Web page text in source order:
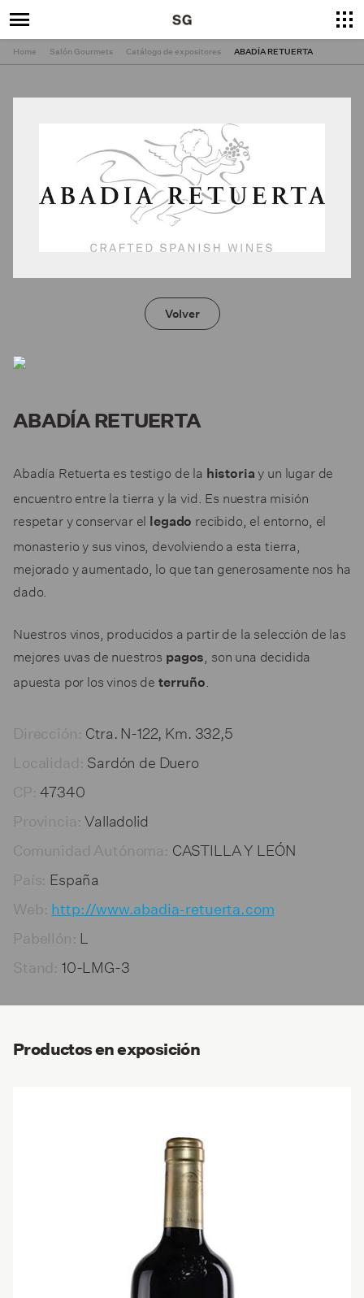
Home Salón Gourmets Catálogo de expositores ABADÍA RETUERTA
Volver
ABADÍA RETUERTA
Abadía Retuerta es testigo de la historia y un lugar de
encuentro entre la tierra y la vid. Es nuestra misión
respetar y conservar el legado recibido, el entorno, el
monasterio y sus vinos, devolviendo a esta tierra,
mejorado y aumentado, lo que tan generosamente nos ha
dado.
Nuestros vinos, producidos a partir de la selección de las
mejores uvas de nuestros pagos , son una decidida
apuesta por los vinos de terruño
Dirección: Ctra. N-122, Km. 332,5
Localidad: Sardón de Duero
CP: 47340
Provincia: Valladolid
Comunidad Autónoma: CASTILLA Y LEÓN
País: España
Web: http://www.abadia-retuerta.com
Pabellón: L
Stand: 10-LMG-3
Productos en exposición